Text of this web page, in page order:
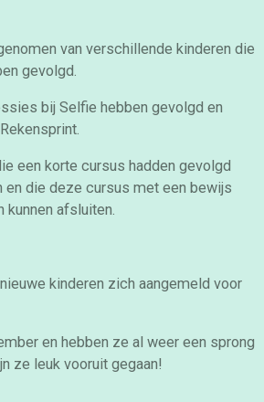
van verschillende kinderen die
gevolgd.
bij Selfie hebben gevolgd en
een korte cursus hadden gevolgd
en die deze cursus met een bewijs
kunnen afsluiten.
kinderen zich aangemeld voor
en hebben ze al weer een sprong
ze leuk vooruit gegaan!